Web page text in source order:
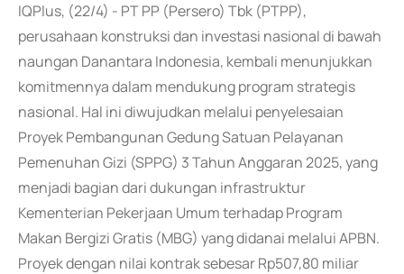
IQPlus, (22/4) - PT PP (Persero) Tbk (PTPP),
perusahaan konstruksi dan investasi nasional di bawah
naungan Danantara Indonesia, kembali menunjukkan
komitmennya dalam mendukung program strategis
nasional. Hal ini diwujudkan melalui penyelesaian
Proyek Pembangunan Gedung Satuan Pelayanan
Pemenuhan Gizi (SPPG) 3 Tahun Anggaran 2025, yang
menjadi bagian dari dukungan infrastruktur
Kementerian Pekerjaan Umum terhadap Program
Makan Bergizi Gratis (MBG) yang didanai melalui APBN.
Proyek dengan nilai kontrak sebesar Rp507,80 miliar